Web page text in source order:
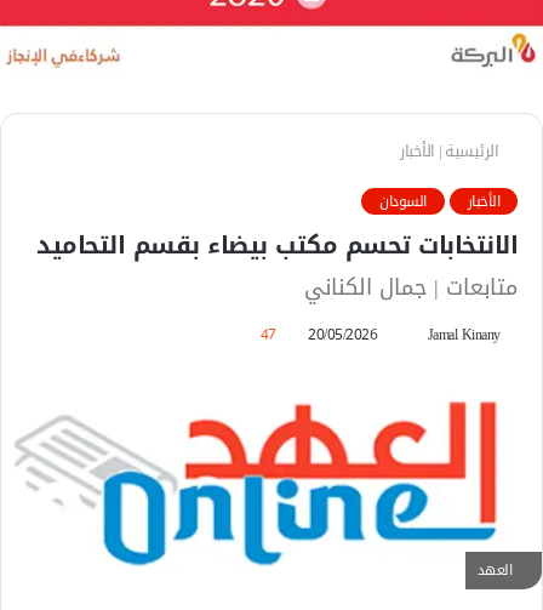
الرئيسية| الأخبار
الأخبار السودان
الانتخابات تحسم مكتب بيضاء بقسم التحاميد
متابعات | جمال الكناني
Jamal Kinany
ل
ر
ي
د
20/05/2026
47
العهد